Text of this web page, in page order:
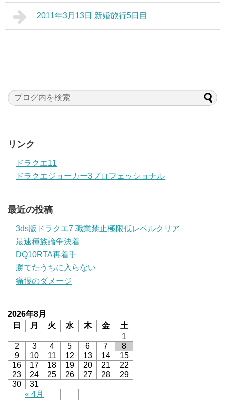
2011年3月13日 新婚旅行5日目
リンク
ドラクエ11
ドラクエジョーカー3プロフェッショナル
最近の投稿
3ds版ドラクエ7 職業禁止極限低レベルクリア
最速種族論争決着
DQ10RTA再着手
勝てたうちに入らない
痛恨のダメージ
2026年8月
日
月 火 水 木 金 土
« 4月
1
2
3 4 5 6 7
8
9
10 11 12 13 14
15
16
17 18 19 20 21
22
23
24 25 26 27 28
29
30
31